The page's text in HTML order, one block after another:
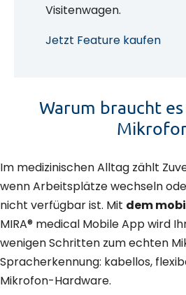
Visitenwagen.
Jetzt Feature kaufen
Warum braucht
Im medizinischen Alltag zählt
wenn Arbeitsplätze wechseln
nicht verfügbar ist. Mit dem
MIRA® medical Mobile App wird
wenigen Schritten zum echten
Spracherkennung: kabellos,
Mikrofon-Hardware.